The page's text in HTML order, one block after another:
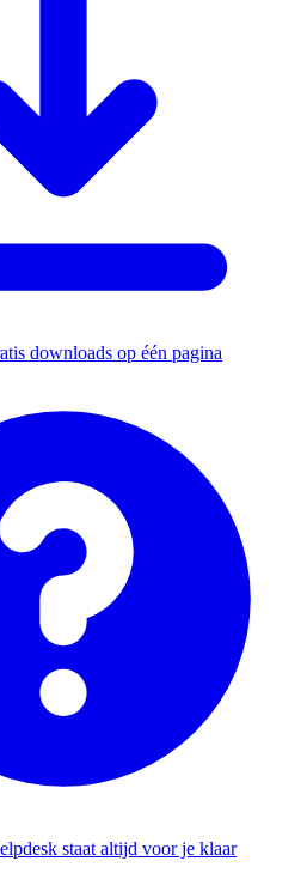
downloads op één pagina
staat altijd voor je klaar